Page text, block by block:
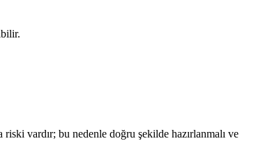
vardır; bu nedenle doğru şekilde hazırlanmalı ve